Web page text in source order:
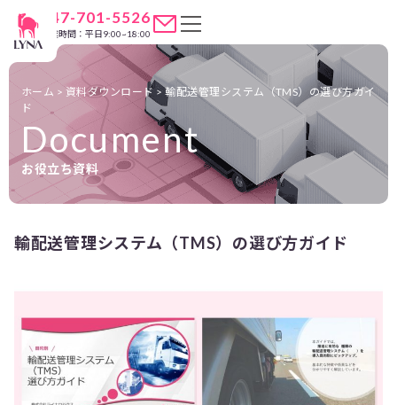
047-701-5526
営業時間：平日9:00~18:00
Document
お役立ち資料
ホーム > 資料ダウンロード>輸配送管理システム（TMS）の選び方ガイ
ド
輸配送管理システム（TMS）の選び方ガイド